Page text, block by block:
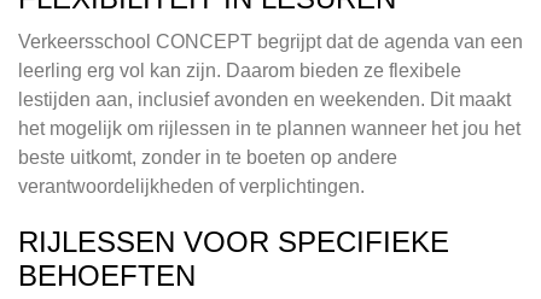
Verkeersschool CONCEPT begrijpt dat de agenda van een
leerling erg vol kan zijn. Daarom bieden ze flexibele
lestijden aan, inclusief avonden en weekenden. Dit maakt
het mogelijk om rijlessen in te plannen wanneer het jou het
beste uitkomt, zonder in te boeten op andere
verantwoordelijkheden of verplichtingen.
RIJLESSEN VOOR SPECIFIEKE
BEHOEFTEN